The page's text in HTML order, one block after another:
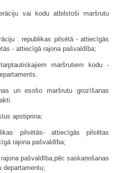
vai kodu atbilstoši maršrutu
: republikas pilsētā - attiecīgās
- attiecīgā rajona pašvaldība;
maršrutiem kodu -
un esošo maršrutu grozīšanas
apstiprina:
pilsētās- attiecīgās pilsētas
rajona pašvaldība;
pašvaldība,pēc saskaņošanas
departamentu;